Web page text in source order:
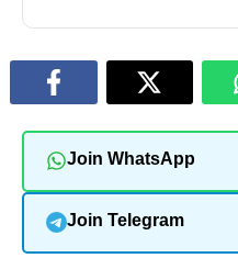
Join WhatsApp
Join Telegram